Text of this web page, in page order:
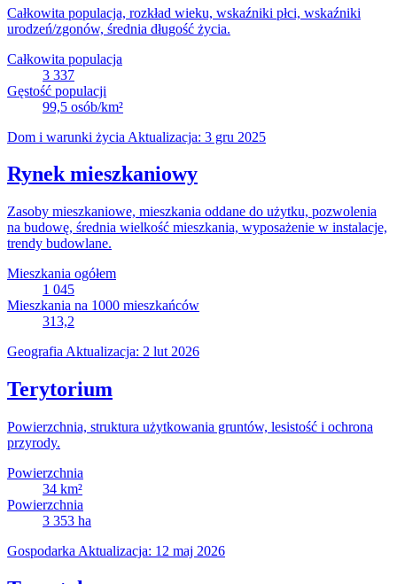
Całkowita populacja, rozkład wieku, wskaźniki płci, wskaźniki
urodzeń/zgonów, średnia długość życia.
Całkowita populacja
3 337
Gęstość populacji
99,5 osób/km²
Dom i warunki życia Aktualizacja: 3 gru 2025
Rynek mieszkaniowy
Zasoby mieszkaniowe, mieszkania oddane do użytku, pozwolenia
na budowę, średnia wielkość mieszkania, wyposażenie w instalacje,
trendy budowlane.
Mieszkania ogółem
1 045
Mieszkania na 1000 mieszkańców
313,2
Geografia Aktualizacja: 2 lut 2026
Terytorium
Powierzchnia, struktura użytkowania gruntów, lesistość i ochrona
przyrody.
Powierzchnia
34 km²
Powierzchnia
3 353 ha
Gospodarka Aktualizacja: 12 maj 2026